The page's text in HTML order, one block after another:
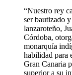
“Nuestro rey
ser bautizado
lanzaroteño,
Córdoba,
monarquía
habilidad para
Gran Canaria
superior a su